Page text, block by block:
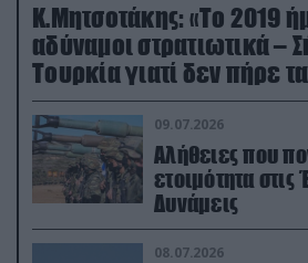
Κ.Μητσοτάκης: «Το 2019
αδύναμοι στρατιωτικά –
Τουρκία γιατί δεν πήρε
(βίντεο)
09.07.2026
Αλήθειες που
ετοιμότητα στις
Δυνάμεις
08.07.2026